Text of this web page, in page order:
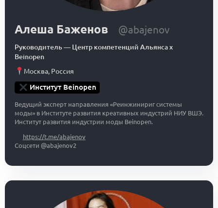
Алеша Баженов @abajenov
Руководитель— Центр компетенций Альянса x
Beinopen
Москва, Россия
Институт Beinopen
Ведущий эксперт направления «Реинжинириг системы
моды» в Институте развития креативных индустрий НИУ ВШЭ.
Институт развития индустрии моды Beinopen.
https://t.me/abajenov
Соцсети @abajenov2